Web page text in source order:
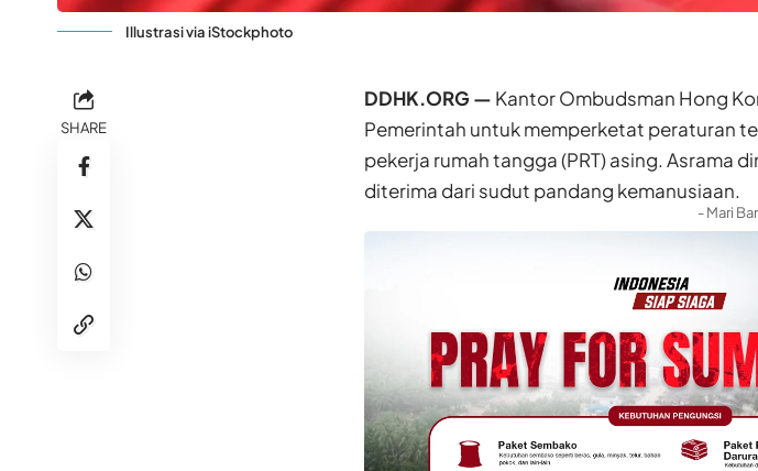
Illustrasi via iStockphoto
SHARE
DDHK.ORG — Kantor Ombudsman Hong
Pemerintah untuk memperketat peraturan
pekerja rumah tangga (PRT) asing. Asrama
diterima dari sudut pandang kemanusiaan.
- Mari